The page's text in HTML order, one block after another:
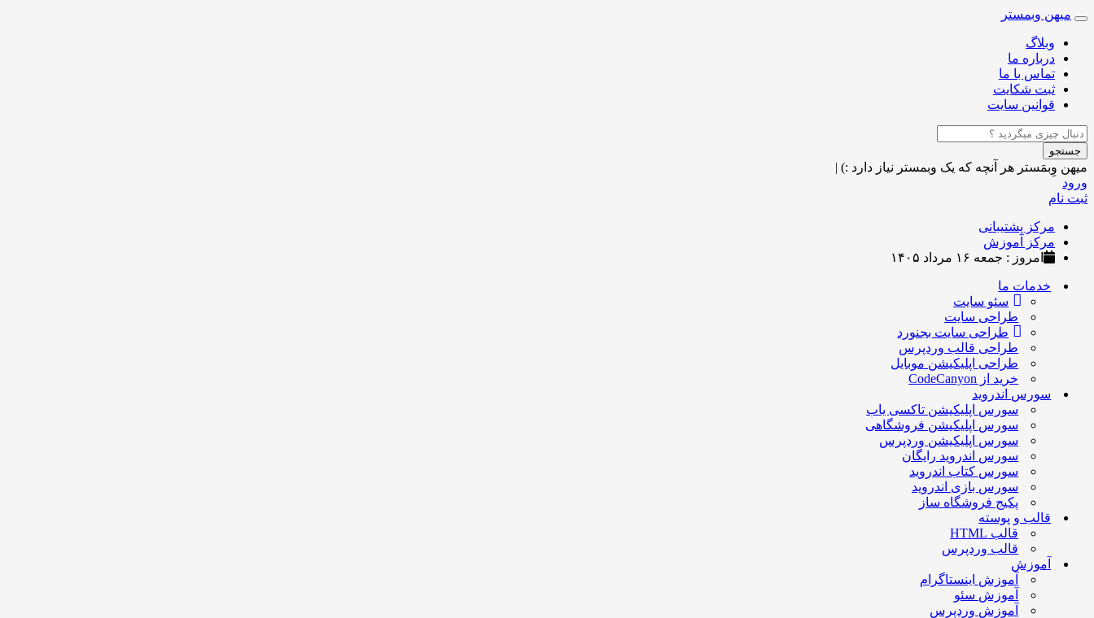
Toggle
navigation
میهن وبمستر
وبلاگ
درباره ما
تماس با ما
ثبت شکایت
قوانین سایت
جستجو
میهن وِبمَستر هر آنچه که یک وبمستر نیاز دارد :) |
ورود
ثبت نام
مرکز پشتیبانی
مرکز آموزش
امروز : جمعه ۱۶ مرداد ۱۴۰۵
خدمات ما
سئو سایت
طراحی سایت
طراحی سایت بجنورد
طراحی قالب وردپرس
طراحی اپلیکیشن موبایل
خرید از CodeCanyon
سورس اندروید
سورس اپلیکیشن تاکسی یاب
سورس اپلیکیشن فروشگاهی
سورس اپلیکیشن وردپرس
سورس اندروید رایگان
سورس کتاب اندروید
سورس بازی اندروید
پکیج فروشگاه ساز
قالب و پوسته
قالب HTML
قالب وردپرس
آموزش
آموزش اینستاگرام
آموزش سئو
آموزش وردپرس